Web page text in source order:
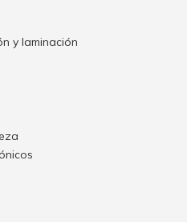
y laminación